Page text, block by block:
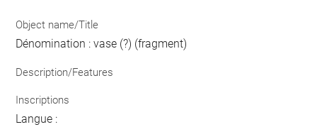
Object name/Title
Dénomination : vase (?) (fragment)
Description/Features
Inscriptions
Langue :